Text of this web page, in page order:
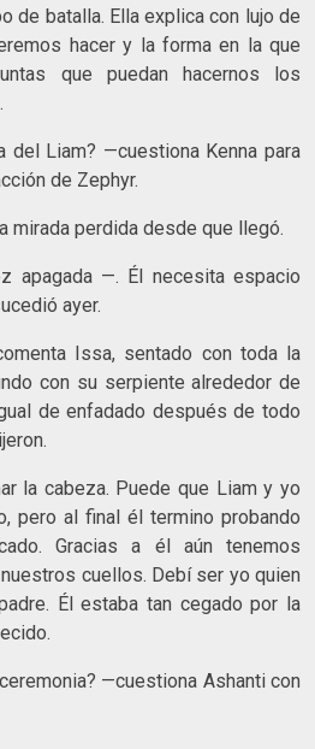
de batalla. Ella explica con lujo de
hacer y la forma en la que
que puedan hacernos los
del Liam? —cuestiona Kenna para
de Zephyr.
mirada perdida desde que llegó.
apagada —. Él necesita espacio
ayer.
Issa, sentado con toda la
con su serpiente alrededor de
de enfadado después de todo
la cabeza. Puede que Liam y yo
pero al final él termino probando
Gracias a él aún tenemos
cuellos. Debí ser yo quien
Él estaba tan cegado por la
—cuestiona Ashanti con